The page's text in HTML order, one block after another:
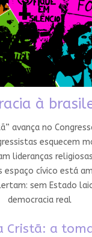
à
avança no
esquecem
lideranças
espaço cívico está
sem Estado
democracia real
Cristã: a